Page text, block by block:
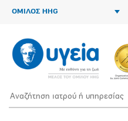
ΟΜΙΛΟΣ HHG